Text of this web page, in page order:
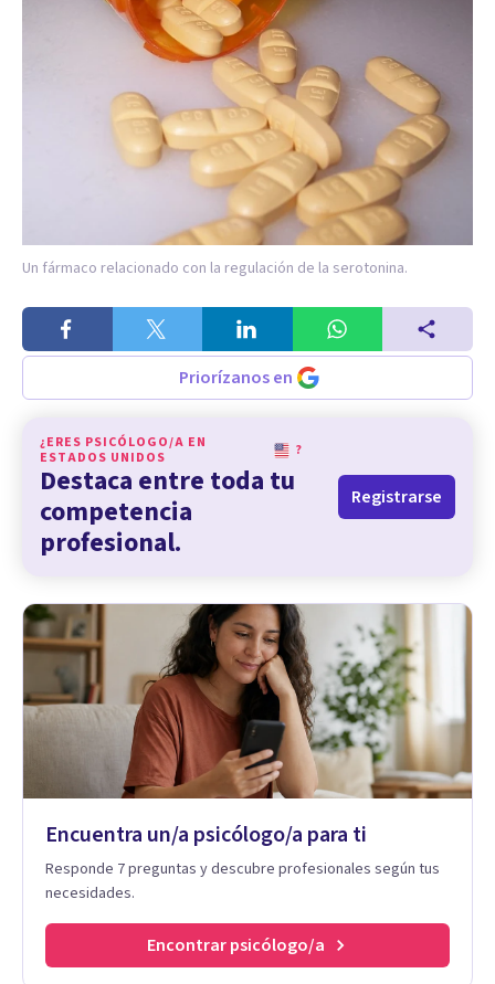
Un fármaco relacionado con la regulación de la serotonina.
Priorízanos en
¿ERES PSICÓLOGO/A EN
ESTADOS UNIDOS
?
Destaca entre toda tu
competencia
profesional.
Registrarse
Encuentra un/a psicólogo/a para ti
Responde 7 preguntas y descubre profesionales según tus
necesidades.
Encontrar psicólogo/a